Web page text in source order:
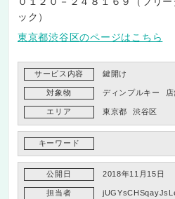
ック）
東京都渋谷区のページはこちら
サービス内容 鍵開け
対象物 ディンプルキー
エリア 東京都 渋谷区
キーワード
公開日 2018年11月15日
担当者